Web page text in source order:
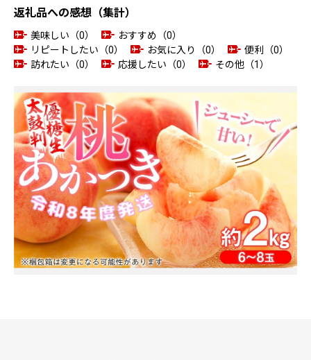
返礼品への感想（集計）
美味しい（0）
おすすめ（0）
リピートしたい（0）
お気に入り（0）
便利（0）
訪れたい（0）
応援したい（0） その他（1）